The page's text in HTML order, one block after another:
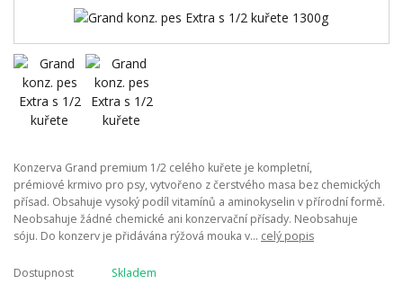
Konzerva Grand premium 1/2 celého kuřete je kompletní,
prémiové krmivo pro psy, vytvořeno z čerstvého masa bez chemických
přísad. Obsahuje vysoký podíl vitamínů a aminokyselin v přírodní formě.
Neobsahuje žádné chemické ani konzervační přísady. Neobsahuje
sóju. Do konzerv je přidávána rýžová mouka v... celý popis
Dostupnost
Skladem